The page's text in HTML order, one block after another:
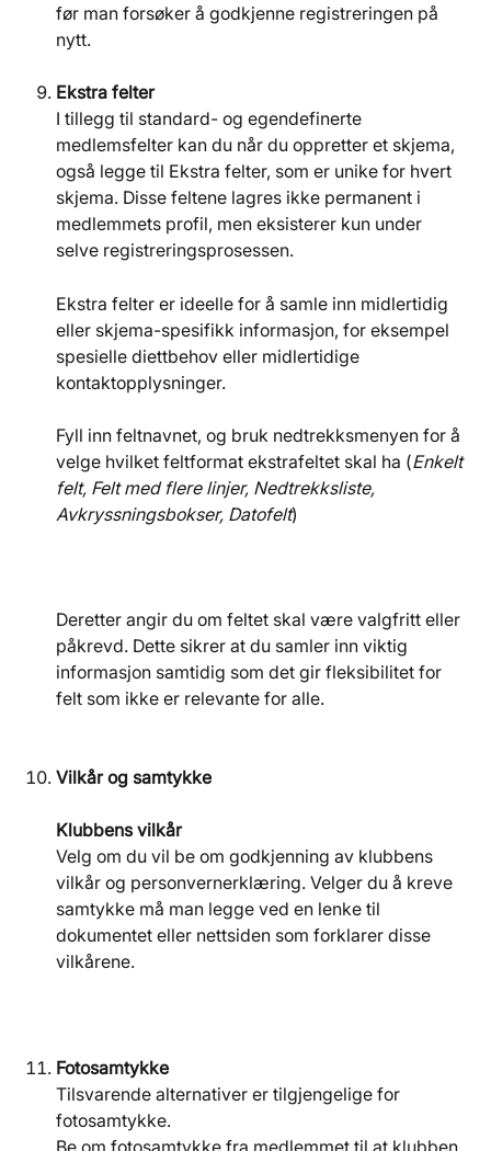
før man forsøker å godkjenne registreringen på
nytt.
Ekstra felter
I tillegg til standard- og egendefinerte
medlemsfelter kan du når du oppretter et skjema,
også legge til Ekstra felter, som er unike for hvert
skjema. Disse feltene lagres ikke permanent i
medlemmets profil, men eksisterer kun under
selve registreringsprosessen.
Ekstra felter er ideelle for å samle inn midlertidig
eller skjema-spesifikk informasjon, for eksempel
spesielle diettbehov eller midlertidige
kontaktopplysninger.
Fyll inn feltnavnet, og bruk nedtrekksmenyen for å
velge hvilket feltformat ekstrafeltet skal ha (Enkelt
felt, Felt med flere linjer, Nedtrekksliste,
Avkryssningsbokser, Datofelt)
Deretter angir du om feltet skal være valgfritt eller
påkrevd. Dette sikrer at du samler inn viktig
informasjon samtidig som det gir fleksibilitet for
felt som ikke er relevante for alle.
Vilkår og samtykke
Klubbens vilkår
Velg om du vil be om godkjenning av klubbens
vilkår og personvernerklæring. Velger du å kreve
samtykke må man legge ved en lenke til
dokumentet eller nettsiden som forklarer disse
vilkårene.
Fotosamtykke
​Tilsvarende alternativer er tilgjengelige for
fotosamtykke.
Be om fotosamtykke fra medlemmet til at klubben